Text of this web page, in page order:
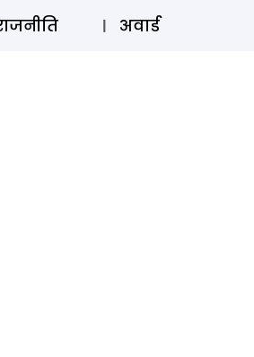
⚲ SUBSCRIBE
अवार्ड